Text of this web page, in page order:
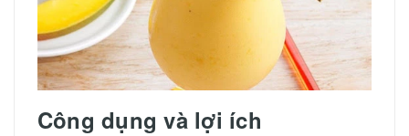
Công dụng và lợi ích